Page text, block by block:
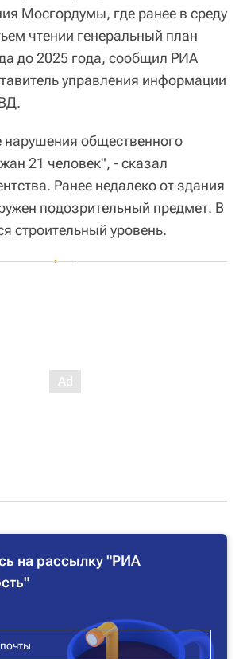
Мосгордумы, где ранее в среду
чтении генеральный план
до 2025 года, сообщил РИА
управления информации
общественного
21 человек", - сказал
Ранее недалеко от здания
подозрительный предмет. В
строительный уровень.
на рассылку "РИА